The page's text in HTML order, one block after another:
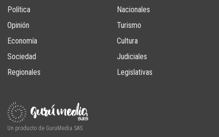
Política
Opinión
Economía
Sociedad
Regionales
Nacionales
Turismo
Cultura
Judiciales
Legislativas
Un producto de GuruMedia SAS